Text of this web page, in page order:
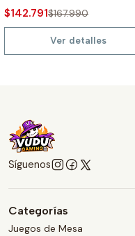
$142.791$167.990
Ver detalles
Síguenos
Categorías
Juegos de Mesa